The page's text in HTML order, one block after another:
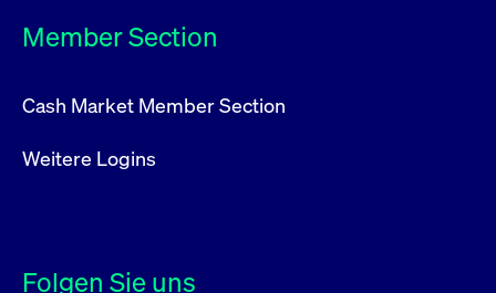
Member Section
Cash Market Member Section
Weitere Logins
Folgen Sie uns